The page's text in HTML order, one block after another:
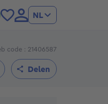
NL
code : 21406587
Delen